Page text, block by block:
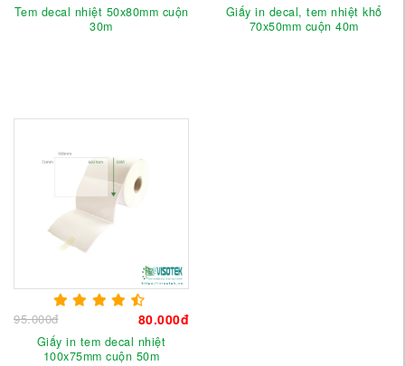
Tem decal nhiệt 50x80mm cuộn
30m
Giấy in decal, tem nhiệt khổ
70x50mm cuộn 40m
95.000đ 80.000đ
Giấy in tem decal nhiệt
100x75mm cuộn 50m